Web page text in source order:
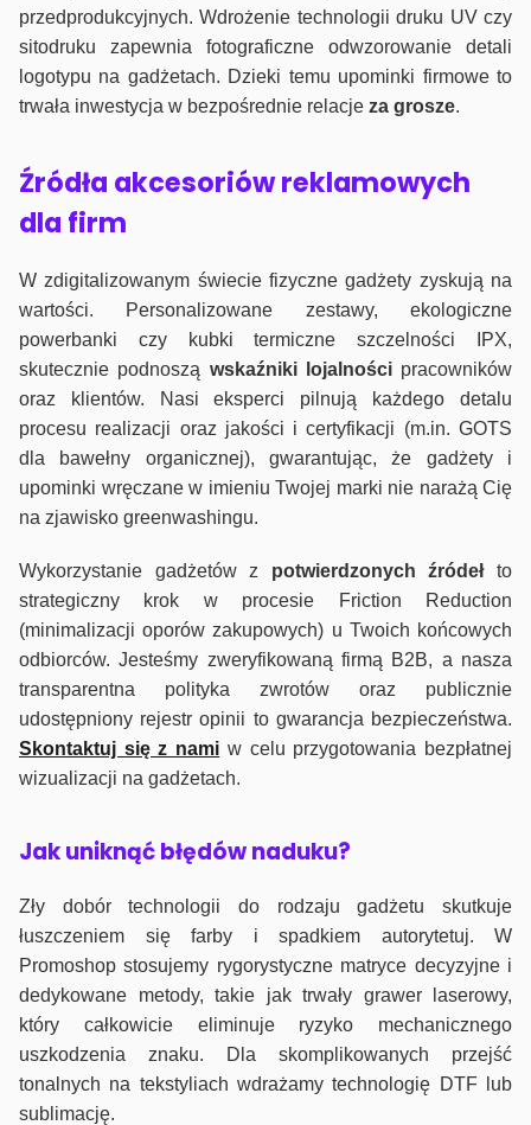
przedprodukcyjnych. Wdrożenie technologii druku UV czy
sitodruku zapewnia fotograficzne odwzorowanie detali
logotypu na gadżetach. Dzieki temu upominki firmowe to
trwała inwestycja w bezpośrednie relacje za grosze.
Źródła akcesoriów reklamowych
dla firm
W zdigitalizowanym świecie fizyczne gadżety zyskują na
wartości. Personalizowane zestawy, ekologiczne
powerbanki czy kubki termiczne szczelności IPX,
skutecznie podnoszą wskaźniki lojalnościpracowników
oraz klientów. Nasi eksperci pilnują każdego detalu
procesu realizacji oraz jakości i certyfikacji (m.in. GOTS
dla bawełny organicznej), gwarantując, że gadżety i
upominki wręczane w imieniu Twojej marki nie narażą Cię
na zjawisko greenwashingu.
Wykorzystanie gadżetów z potwierdzonych źródełto
strategiczny krok w procesie Friction Reduction
(minimalizacji oporów zakupowych) u Twoich końcowych
odbiorców. Jesteśmy zweryfikowaną firmą B2B, a nasza
transparentna polityka zwrotów oraz publicznie
udostępniony rejestr opinii to gwarancja bezpieczeństwa.
Skontaktuj się z nami w celu przygotowania bezpłatnej
wizualizacji na gadżetach.
Jak uniknąć błędów naduku?
Zły dobór technologii do rodzaju gadżetu skutkuje
łuszczeniem się farby i spadkiem autorytetuj. W
Promoshop stosujemy rygorystyczne matryce decyzyjne i
dedykowane metody, takie jak trwały grawer laserowy,
który całkowicie eliminuje ryzyko mechanicznego
uszkodzenia znaku. Dla skomplikowanych przejść
tonalnych na tekstyliach wdrażamy technologię DTF lub
sublimację.